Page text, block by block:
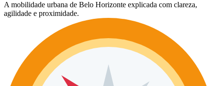
A mobilidade urbana de Belo Horizonte explicada com clareza,
agilidade e proximidade.